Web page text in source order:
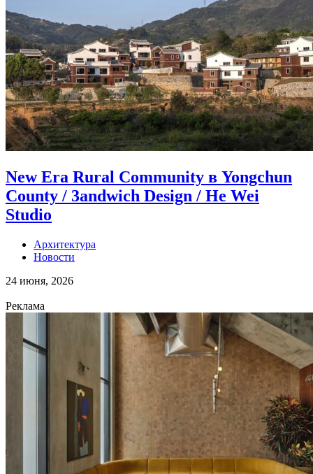
New Era Rural Community в Yongchun
County / 3andwich Design / He Wei
Studio
Архитектура
Новости
24 июня, 2026
Реклама